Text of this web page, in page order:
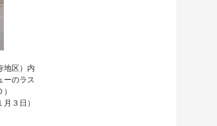
地区）内
ーのラス
３日）